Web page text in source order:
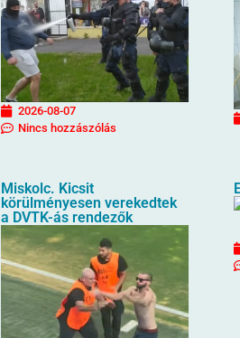
2026-08-07
Nincs hozzászólás
Miskolc. Kicsit
körülményesen verekedtek
a DVTK-ás rendezők